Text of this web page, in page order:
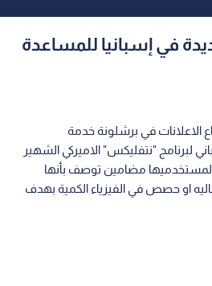
في إسبانيا للمساعدة
الاعلانات في برشلونة خدمة
لبرنامج "نتفليكس" الاميركي الشهير
لمستخدميها مضامين توصف بأنها
او حصص في الفيزياء الكمية بهدف